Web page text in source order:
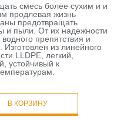
смесь более сухим и и
продлевая жизнь
предотвращать
и пыли. От их надежности
препятствия и
из линейного
LLDPE, легкий,
устойчивый к
В КОРЗИНУ